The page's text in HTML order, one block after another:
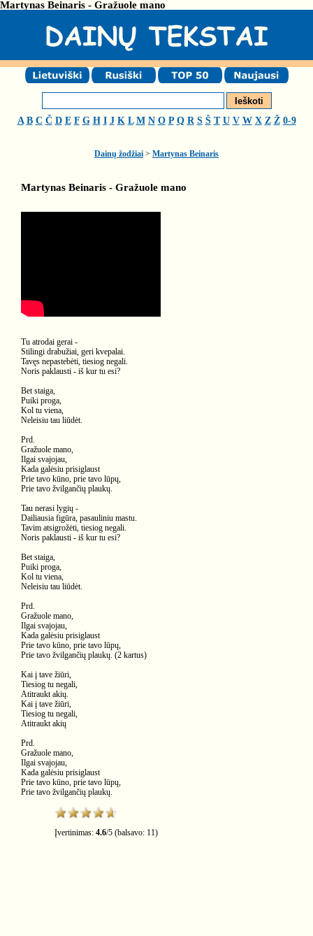
Martynas Beinaris - Gražuole mano
A B C Č D E F G H I J K L M N O P Q R S Š T U V W X Z Ž 0-9
Dainų žodžiai > Martynas Beinaris
Martynas Beinaris - Gražuole mano
Tu atrodai gerai -
Stilingi drabužiai, geri kvepalai.
Tavęs nepastebėti, tiesiog negali.
Noris paklausti - iš kur tu esi?
Bet staiga,
Puiki proga,
Kol tu viena,
Neleisiu tau liūdėt.
Prd.
Gražuole mano,
Ilgai svajojau,
Kada galėsiu prisiglaust
Prie tavo kūno, prie tavo lūpų,
Prie tavo žvilgančių plaukų.
Tau nerasi lygių -
Dailiausia figūra, pasauliniu mastu.
Tavim atsigrožėti, tiesiog negali.
Noris paklausti - iš kur tu esi?
Bet staiga,
Puiki proga,
Kol tu viena,
Neleisiu tau liūdėt.
Prd.
Gražuole mano,
Ilgai svajojau,
Kada galėsiu prisiglaust
Prie tavo kūno, prie tavo lūpų,
Prie tavo žvilgančių plaukų. (2 kartus)
Kai į tave žiūri,
Tiesiog tu negali,
Atitraukt akių.
Kai į tave žiūri,
Tiesiog tu negali,
Atitraukt akių
Prd.
Gražuole mano,
Ilgai svajojau,
Kada galėsiu prisiglaust
Prie tavo kūno, prie tavo lūpų,
Prie tavo žvilgančių plaukų.
Įvertinimas: 4.6/5 (balsavo: 11)